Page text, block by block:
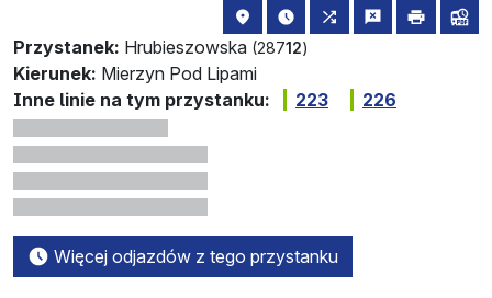
Przystanek: Hrubieszowska (28712)
lokalizacja przystanku na mapie
najbliższe odjazdy z tego
wszystkie linie
zgłośdrukuj
Kierunek: Mierzyn Pod Lipami
Inne linie na tym przystanku:
223 226
Więcej odjazdów z tego przystanku